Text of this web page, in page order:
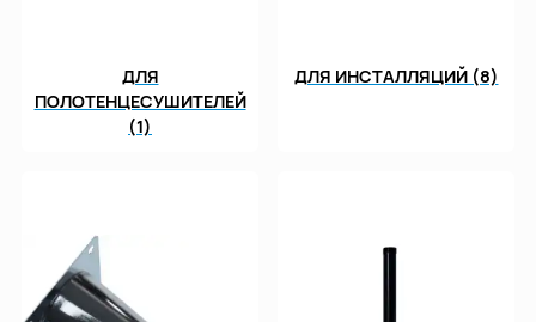
ДЛЯ
ПОЛОТЕНЦЕСУШИТЕЛЕЙ
(1)
ДЛЯ ИНСТАЛЛЯЦИЙ (8)